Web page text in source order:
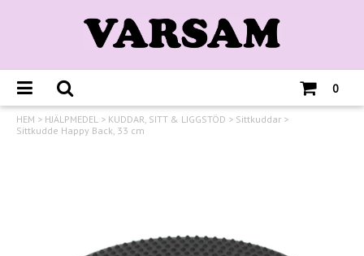
0
HEM > HJÄLPMEDEL > KUDDAR, SITT & LIGGSTÖD > Sittkuddar >
Sittkudde Happy Back, 33 cm